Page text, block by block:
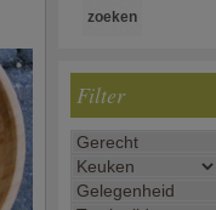
Filter